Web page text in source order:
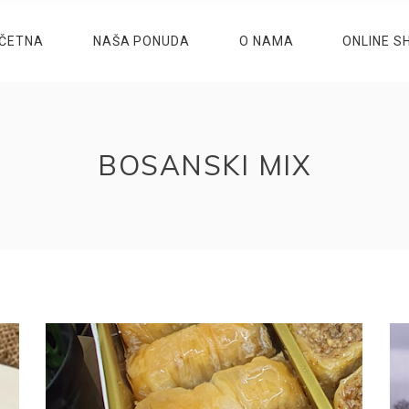
NAŠA PONUDA O NAMA ONLINE
BOSANSKI MIX